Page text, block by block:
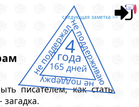
следующая заметка >>
писателем, как стать
не поддержалне поддерживаю
не поддержу
4
года
165 дней